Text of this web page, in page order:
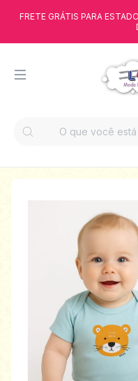
FRETE GRÁTIS PARA